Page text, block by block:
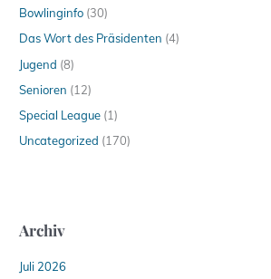
Bowlinginfo (30)
Das Wort des Präsidenten (4)
Jugend (8)
Senioren (12)
Special League (1)
Uncategorized (170)
Archiv
Juli 2026